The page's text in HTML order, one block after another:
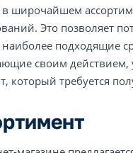
широчайшем
Это позволяет
подходящие
своим действием,
который требуется